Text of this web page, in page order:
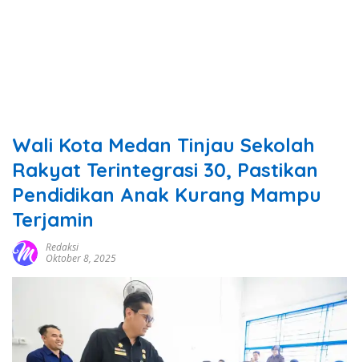
Wali Kota Medan Tinjau Sekolah
Rakyat Terintegrasi 30, Pastikan
Pendidikan Anak Kurang Mampu
Terjamin
Redaksi
Oktober 8, 2025